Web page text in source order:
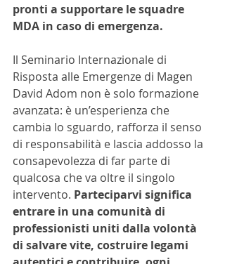
pronti a supportare le squadre
MDA in caso di emergenza.
Il Seminario Internazionale di
Risposta alle Emergenze di Magen
David Adom non è solo formazione
avanzata: è un’esperienza che
cambia lo sguardo, rafforza il senso
di responsabilità e lascia addosso la
consapevolezza di far parte di
qualcosa che va oltre il singolo
intervento. Parteciparvi significa
entrare in una comunità di
professionisti uniti dalla volontà
di salvare vite, costruire legami